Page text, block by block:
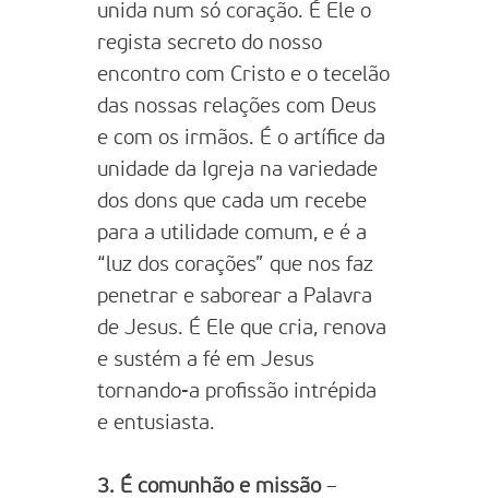
unida num só coração. É Ele o
regista secreto do nosso
encontro com Cristo e o tecelão
das nossas relações com Deus
e com os irmãos. É o artífice da
unidade da Igreja na variedade
dos dons que cada um recebe
para a utilidade comum, e é a
“luz dos corações” que nos faz
penetrar e saborear a Palavra
de Jesus. É Ele que cria, renova
e sustém a fé em Jesus
tornando-a profissão intrépida
e entusiasta.
3. É comunhão e missão–